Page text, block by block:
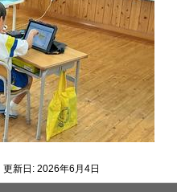
更新日: 2026年6月4日